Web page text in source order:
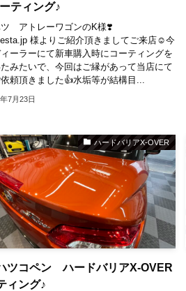
ティング♪
ツ アトレーワゴンのK様❣️
様よりご紹介頂きましてご来店☺️⁡今
ィーラーにて新車購入時にコーティングを
みたいで、今回はご縁があって当店にて
頼頂きました👍⁡水垢等が結構目...
7月23日
ハードバリアX-OVER
ツコペン ハードバリアX-OVER
ィング♪